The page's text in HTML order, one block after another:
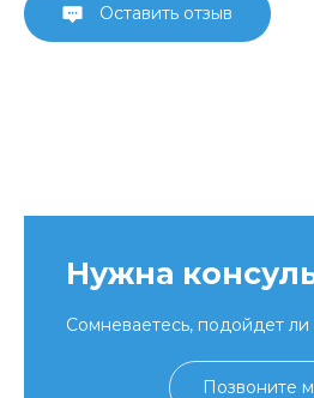
Оставить отзыв
Нужна
Сомневаетесь, подойдет ли
Позвоните